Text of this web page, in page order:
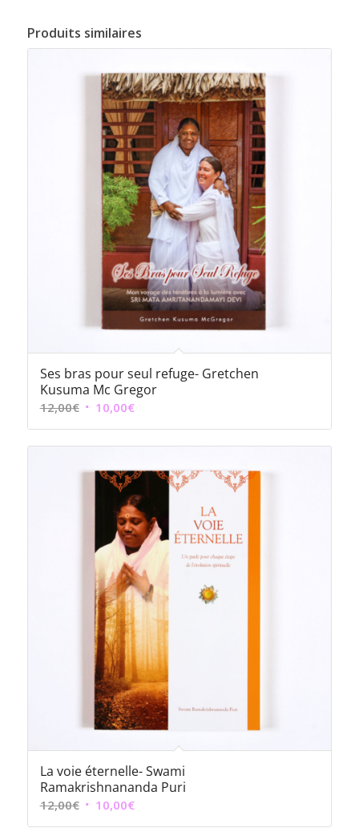
Produits similaires
Ses bras pour seul refuge- Gretchen
Kusuma Mc Gregor
12,00€ Le
prix
initial
12,00€.
10,00€Le
prix
actuel
10,00€.
La voie éternelle- Swami
Ramakrishnananda Puri
12,00€ Le
prix
10,00€Le
prix